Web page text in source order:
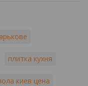
плитка кухня
киев цена